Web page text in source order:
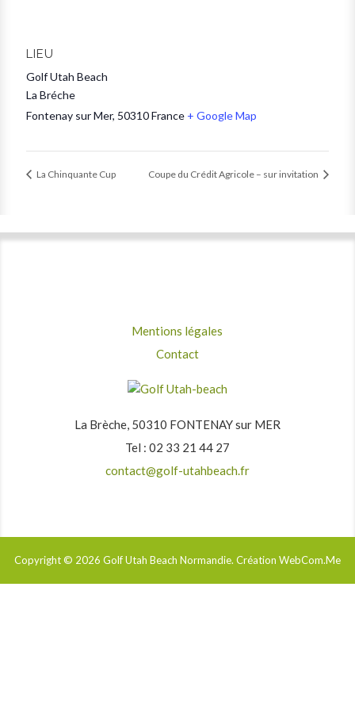
LIEU
Golf Utah Beach
La Bréche
Fontenay sur Mer, 50310 France + Google Map
La Chinquante Cup Coupe du Crédit Agricole – sur invitation
Mentions légales
Contact
La Brèche, 50310 FONTENAY sur MER
Tel : 02 33 21 44 27
contact@golf-utahbeach.fr
Copyright © 2026 Golf Utah Beach Normandie. Création WebCom.Me